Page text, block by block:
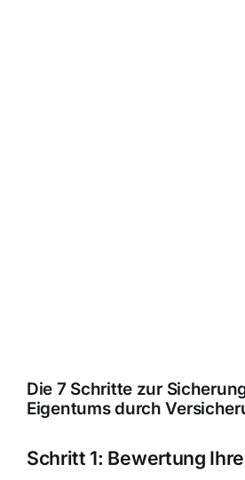
Die 7 Schritte zur
Eigentums durch
Schritt 1: Bewertung